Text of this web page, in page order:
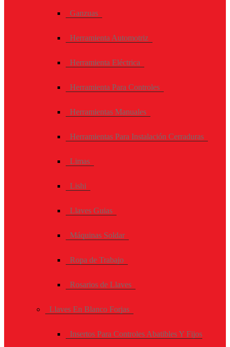
Ganzuas
Herramienta Automotriz
Herramienta Eléctrica
Herramienta Para Controles
Herramientas Manuales
Herramientas Para Instalación Cerraduras
Limas
Lishi
Llaves Guias
Máquinas Soldar
Ropa de Trabajo
Rosarios de Llaves
Llaves En Blanco Forjas
Insertos Para Controles Abatibles Y Fijos